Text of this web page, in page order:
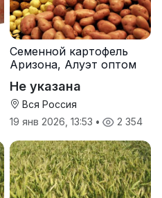
Семенной картофель
Аризона, Алуэт оптом
Не указана
Вся Россия
19 янв 2026, 13:53 • 2 354